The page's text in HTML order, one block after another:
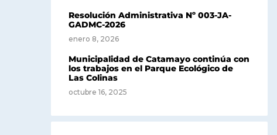
Resolución Administrativa Nº 003-JA-
GADMC-2026
enero 8, 2026
Municipalidad de Catamayo continúa con
los trabajos en el Parque Ecológico de
Las Colinas
octubre 16, 2025